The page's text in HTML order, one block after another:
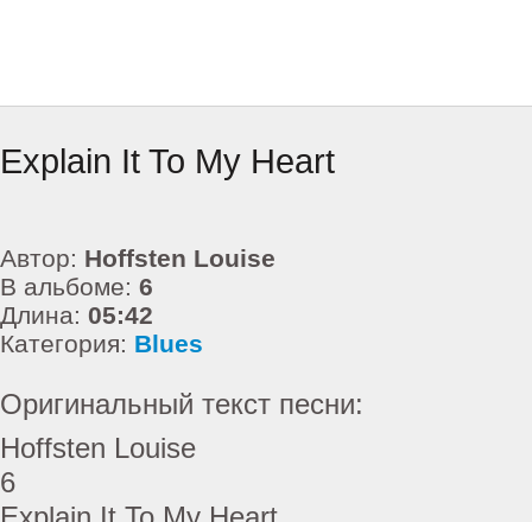
Explain It To My Heart
Автор: Hoffsten Louise
В альбоме: 6
Длина: 05:42
Категория: Blues
Оригинальный текст песни:
Hoffsten Louise
6